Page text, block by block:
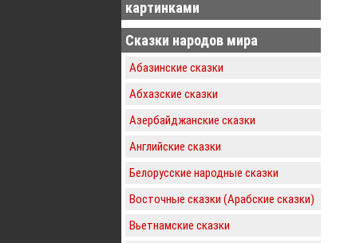
картинками
Сказки народов мира
Абазинские сказки
Абхазские сказки
Азербайджанские сказки
Английские сказки
Белорусские народные сказки
Восточные сказки (Арабские сказки)
Вьетнамские сказки